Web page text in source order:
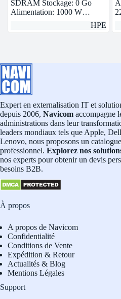
SDRAM Stockage: 0 Go
Alimentation: 1000 W…
HPE
Expert en externalisation IT et
depuis 2006, Navicom accompagne
administrations dans leur
leaders mondiaux tels que Apple,
Lenovo, nous proposons un
professionnel. Explorez nos
nos experts pour obtenir un devis
besoins B2B.
À propos
A propos de Navicom
Confidentialité
Conditions de Vente
Expédition & Retour
Actualités & Blog
Mentions Légales
Support